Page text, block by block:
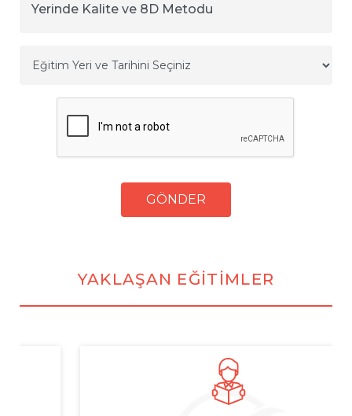
YAKLAŞAN EĞITIMLER